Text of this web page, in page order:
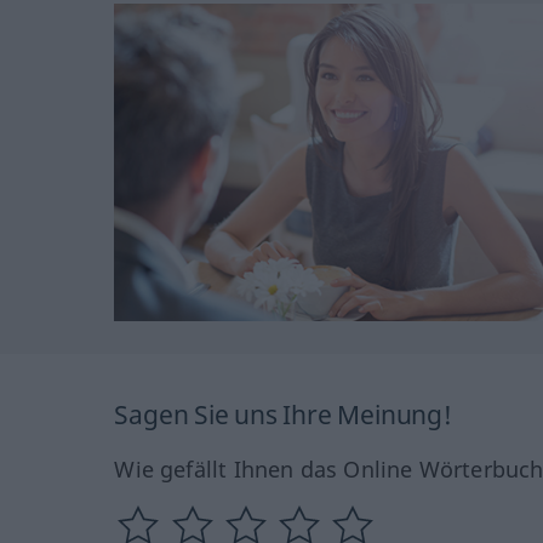
Sagen Sie uns Ihre Meinung!
Wie gefällt Ihnen das Online